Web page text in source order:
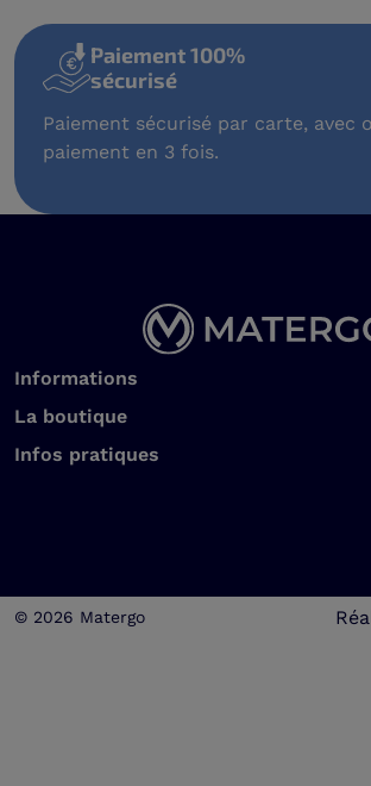
Paiement 100%
sécurisé
Paiement sécurisé par carte, avec
paiement en 3 fois.
Informations
La boutique
Infos pratiques
© 2026 Matergo